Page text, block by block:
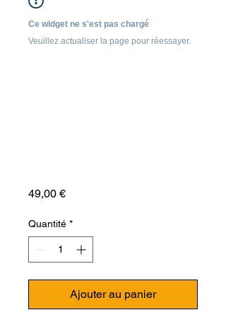
Ce widget ne s'est pas chargé
Veuillez actualiser la page pour réessayer.
49,00 €Prix
Quantité *
Ajouter au panier